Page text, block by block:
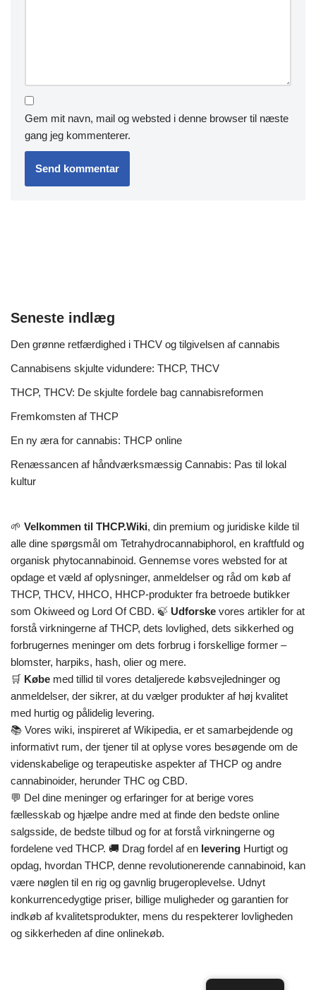
Gem mit navn, mail og websted i denne browser til næste
gang jeg kommenterer.
Seneste indlæg
Den grønne retfærdighed i THCV og tilgivelsen af cannabis
Cannabisens skjulte vidundere: THCP, THCV
THCP, THCV: De skjulte fordele bag cannabisreformen
Fremkomsten af THCP
En ny æra for cannabis: THCP online
Renæssancen af håndværksmæssig Cannabis: Pas til lokal
kultur
🌱 Velkommen til THCP.Wiki, din premium og juridiske kilde til
alle dine spørgsmål om Tetrahydrocannabiphorol, en kraftfuld og
organisk phytocannabinoid. Gennemse vores websted for at
opdage et væld af oplysninger, anmeldelser og råd om køb af
THCP, THCV, HHCO, HHCP-produkter fra betroede butikker
som Okiweed og Lord Of CBD. 🍃 Udforske vores artikler for at
forstå virkningerne af THCP, dets lovlighed, dets sikkerhed og
forbrugernes meninger om dets forbrug i forskellige former –
blomster, harpiks, hash, olier og mere.
🛒 Købe med tillid til vores detaljerede købsvejledninger og
anmeldelser, der sikrer, at du vælger produkter af høj kvalitet
med hurtig og pålidelig levering.
📚 Vores wiki, inspireret af Wikipedia, er et samarbejdende og
informativt rum, der tjener til at oplyse vores besøgende om de
videnskabelige og terapeutiske aspekter af THCP og andre
cannabinoider, herunder THC og CBD.
💬 Del dine meninger og erfaringer for at berige vores
fællesskab og hjælpe andre med at finde den bedste online
salgsside, de bedste tilbud og for at forstå virkningerne og
fordelene ved THCP. 🚚 Drag fordel af en levering Hurtigt og
opdag, hvordan THCP, denne revolutionerende cannabinoid, kan
være nøglen til en rig og gavnlig brugeroplevelse. Udnyt
konkurrencedygtige priser, billige muligheder og garantien for
indkøb af kvalitetsprodukter, mens du respekterer lovligheden
og sikkerheden af dine onlinekøb.